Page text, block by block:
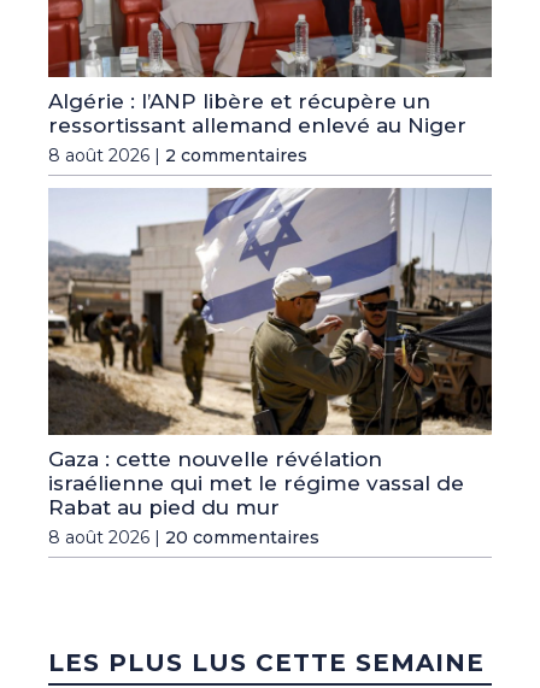
Algérie : l’ANP libère et récupère un
ressortissant allemand enlevé au Niger
8 août 2026 | 2 commentaires
Gaza : cette nouvelle révélation
israélienne qui met le régime vassal de
Rabat au pied du mur
8 août 2026 | 20 commentaires
LES PLUS LUS CETTE SEMAINE